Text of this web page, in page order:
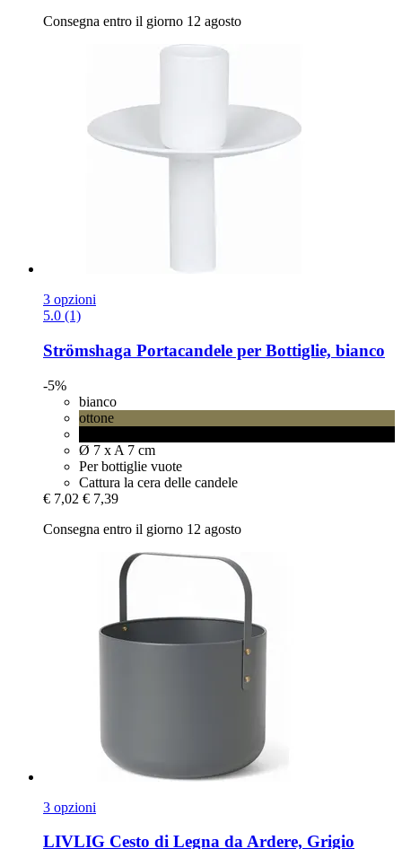
Consegna entro il giorno 12 agosto
3 opzioni
5.0 (1)
Strömshaga Portacandele per Bottiglie, bianco
-5%
bianco
ottone
Ø 7 x A 7 cm
Per bottiglie vuote
Cattura la cera delle candele
€ 7,02 € 7,39
Consegna entro il giorno 12 agosto
3 opzioni
LIVLIG Cesto di Legna da Ardere, Grigio